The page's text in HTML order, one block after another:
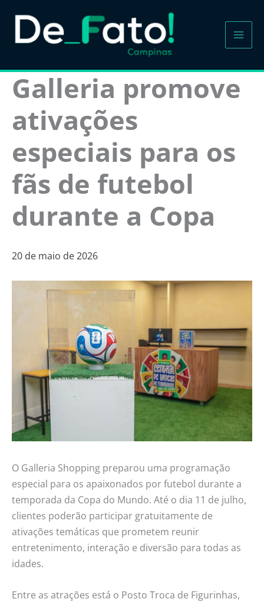
para
Galleria promove
ativações
especiais para os
fãs de futebol
durante a Copa
20 de maio de 2026
O Galleria Shopping preparou uma programação
especial para os apaixonados por futebol durante a
temporada da Copa do Mundo. Até o dia 11 de julho,
clientes poderão participar gratuitamente de
ativações temáticas que prometem reunir
entretenimento, interação e diversão para todas as
idades.
Entre as atrações está o Posto Troca de Figurinhas,